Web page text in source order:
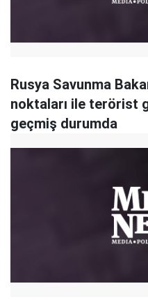
Rusya Savunma
noktaları ile terörist
geçmiş durumda